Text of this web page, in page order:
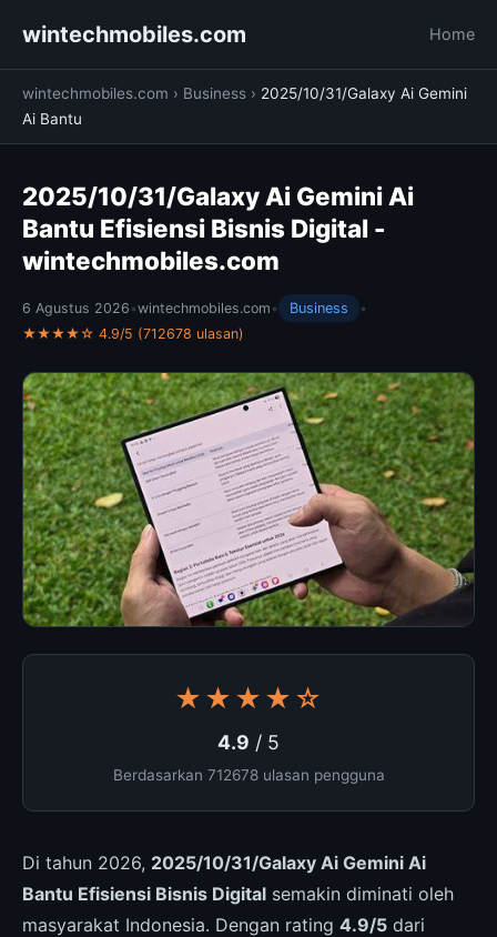
wintechmobiles.com Home
wintechmobiles.com › Business › 2025/10/31/Galaxy Ai Gemini
Ai Bantu
2025/10/31/Galaxy Ai Gemini Ai
Bantu Efisiensi Bisnis Digital -
wintechmobiles.com
6 Agustus 2026 •wintechmobiles.com • Business
•
★★★★☆ 4.9/5 (712678 ulasan)
★★★★☆
4.9 / 5
Berdasarkan 712678 ulasan pengguna
Di tahun 2026, 2025/10/31/Galaxy Ai Gemini Ai
Bantu Efisiensi Bisnis Digital semakin diminati oleh
masyarakat Indonesia. Dengan rating 4.9/5 dari